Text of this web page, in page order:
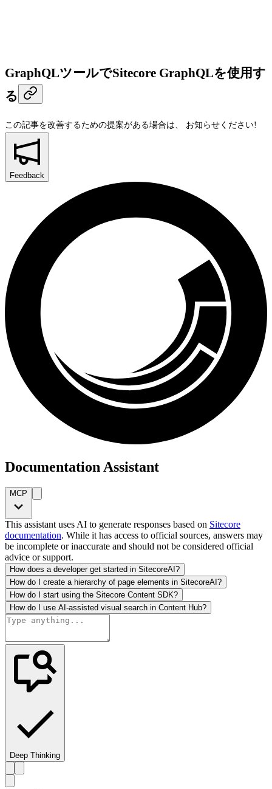
GraphQLツールでSitecore GraphQLを使用す
る
この記事を改善するための提案がある場合は、 お知らせください!
Feedback
Documentation Assistant
MCP
This assistant uses AI to generate responses based on Sitecore
documentation. While it has access to official sources, answers may
be incomplete or inaccurate and should not be considered official
advice or support.
How does a developer get started in SitecoreAI?
How do I create a hierarchy of page elements in SitecoreAI?
How do I start using the Sitecore Content SDK?
How do I use AI-assisted visual search in Content Hub?
Deep Thinking